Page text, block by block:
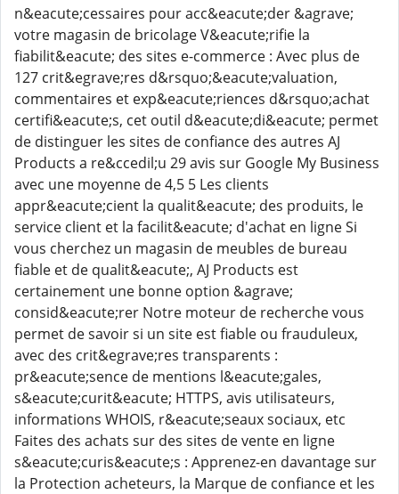
n&eacute;cessaires pour acc&eacute;der &agrave;
votre magasin de bricolage V&eacute;rifie la
fiabilit&eacute; des sites e-commerce : Avec plus de
127 crit&egrave;res d&rsquo;&eacute;valuation,
commentaires et exp&eacute;riences d&rsquo;achat
certifi&eacute;s, cet outil d&eacute;di&eacute; permet
de distinguer les sites de confiance des autres AJ
Products a re&ccedil;u 29 avis sur Google My Business
avec une moyenne de 4,5 5 Les clients
appr&eacute;cient la qualit&eacute; des produits, le
service client et la facilit&eacute; d'achat en ligne Si
vous cherchez un magasin de meubles de bureau
fiable et de qualit&eacute;, AJ Products est
certainement une bonne option &agrave;
consid&eacute;rer Notre moteur de recherche vous
permet de savoir si un site est fiable ou frauduleux,
avec des crit&egrave;res transparents :
pr&eacute;sence de mentions l&eacute;gales,
s&eacute;curit&eacute; HTTPS, avis utilisateurs,
informations WHOIS, r&eacute;seaux sociaux, etc
Faites des achats sur des sites de vente en ligne
s&eacute;curis&eacute;s : Apprenez-en davantage sur
la Protection acheteurs, la Marque de confiance et les